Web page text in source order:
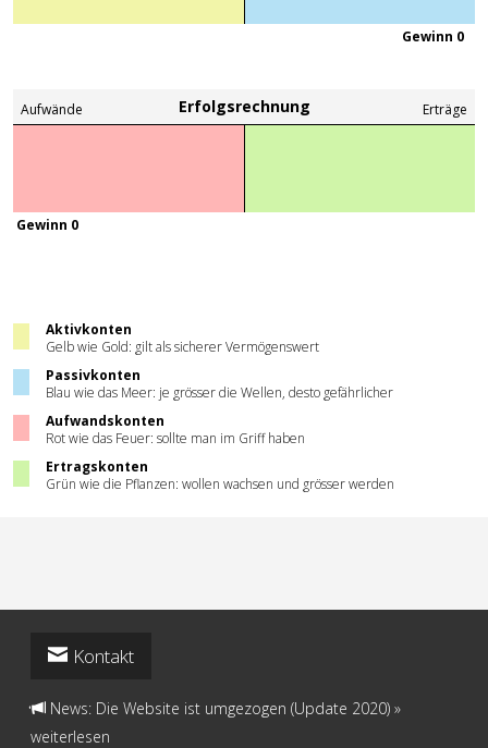
Gewinn 0
Aufwände Erfolgsrechnung Erträge
Gewinn 0
Aktivkonten
Gelb wie Gold: gilt als sicherer Vermögenswert
Passivkonten
Blau wie das Meer: je grösser die Wellen, desto gefährlicher
Aufwandskonten
Rot wie das Feuer: sollte man im Griff haben
Ertragskonten
Grün wie die Pflanzen: wollen wachsen und grösser werden
Kontakt
News: Die Website ist umgezogen (Update 2020)»
weiterlesen